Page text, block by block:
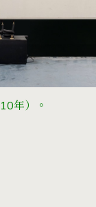
年）。